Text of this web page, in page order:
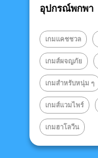
อุปกรณ์พกพา
เกมแคชชวล
เกมส์ผจญภัย
เกมสำหรับหนุ่ม ๆ
เกมส์แวมไพร์
เกมฮาโลวีน